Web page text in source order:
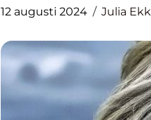
12 augusti 2024 Julia Ekk